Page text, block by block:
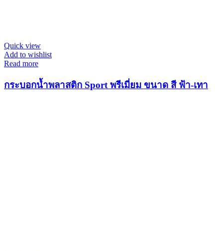
Quick view
Add to wishlist
Read more
กระบอกน้ำพลาสติก Sport พรีเมี่ยม ขนาด สี ฟ้า-เทา